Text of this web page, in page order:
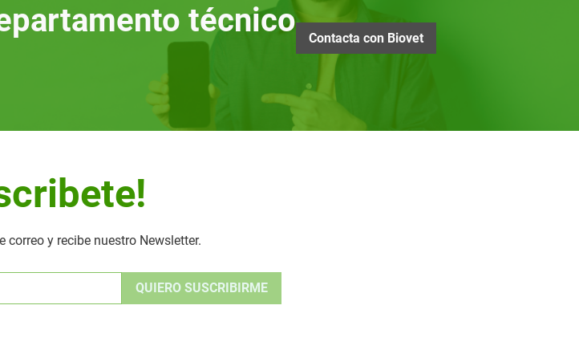
técnico Contacta con Biovet
correo y recibe nuestro Newsletter.
Alternative: